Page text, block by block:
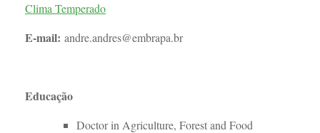
Clima Temperado
E-mail: andre.andres@embrapa.br
Educação
Doctor in Agriculture, Forest and Food